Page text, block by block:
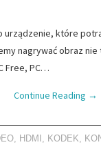
urządzenie, które
nagrywać obraz
Free, PC…
Continue Reading →
HDMI KODEK